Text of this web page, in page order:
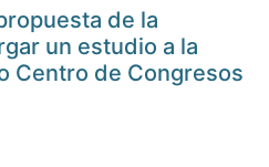
de la
un estudio a la
Centro de Congresos